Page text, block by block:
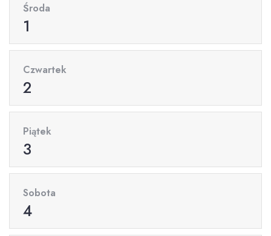
Środa
1
Czwartek
2
Piątek
3
Sobota
4